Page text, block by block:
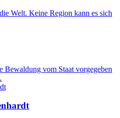
Welt. Keine Region kann es sich
Bewaldung vom Staat vorgegeben